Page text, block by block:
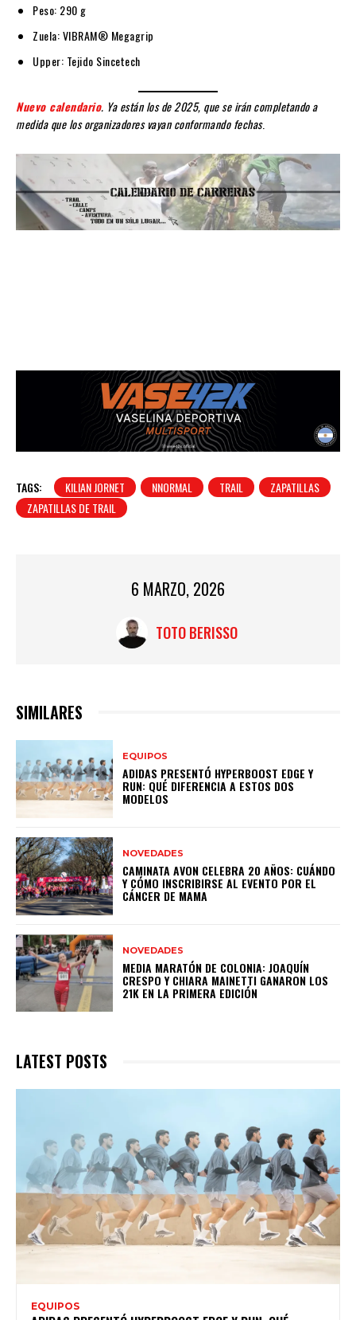
Peso: 290 g
Zuela: VIBRAM® Megagrip
Upper: Tejido Sincetech
Nuevo calendario. Ya están los de 2025, que se irán completando a
medida que los organizadores vayan conformando fechas.
TAGS: KILIAN JORNET NNORMAL TRAIL
ZAPATILLAS
ZAPATILLAS DE TRAIL
6 MARZO, 2026
TOTO BERISSO
SIMILARES
EQUIPOS
ADIDAS PRESENTÓ HYPERBOOST EDGE Y
RUN: QUÉ DIFERENCIA A ESTOS DOS
MODELOS
NOVEDADES
CAMINATA AVON CELEBRA 20 AÑOS: CUÁNDO
Y CÓMO INSCRIBIRSE AL EVENTO POR EL
CÁNCER DE MAMA
NOVEDADES
MEDIA MARATÓN DE COLONIA: JOAQUÍN
CRESPO Y CHIARA MAINETTI GANARON LOS
21K EN LA PRIMERA EDICIÓN
LATEST POSTS
EQUIPOS